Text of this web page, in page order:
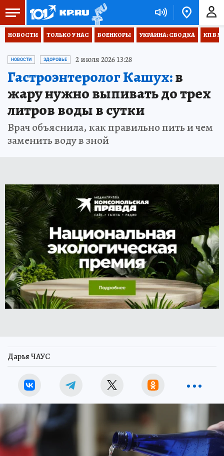
НОВОСТИ ТОЛЬКО У НАС ВОЕНКОРЫ УКРАИНА: СВОДКА КП В
НОВОСТИ ЗДОРОВЬЕ 2 июля 2026 13:28
Гастроэнтеролог Кашух:в
жару нужно выпивать до трех
литров воды в сутки
Врач объяснила, как правильно пить и чем
заменить воду в зной
Дарья ЧАУС